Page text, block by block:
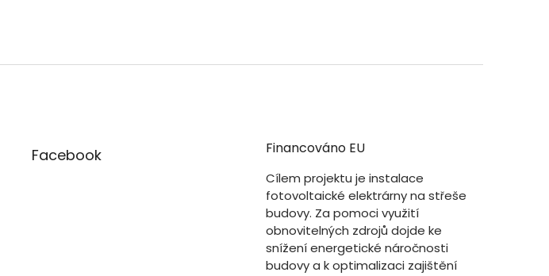
Facebook Financováno EU
Cílem projektu je instalace
fotovoltaické elektrárny na střeše
budovy. Za pomoci využití
obnovitelných zdrojů dojde ke
snížení energetické náročnosti
budovy a k optimalizaci zajištění